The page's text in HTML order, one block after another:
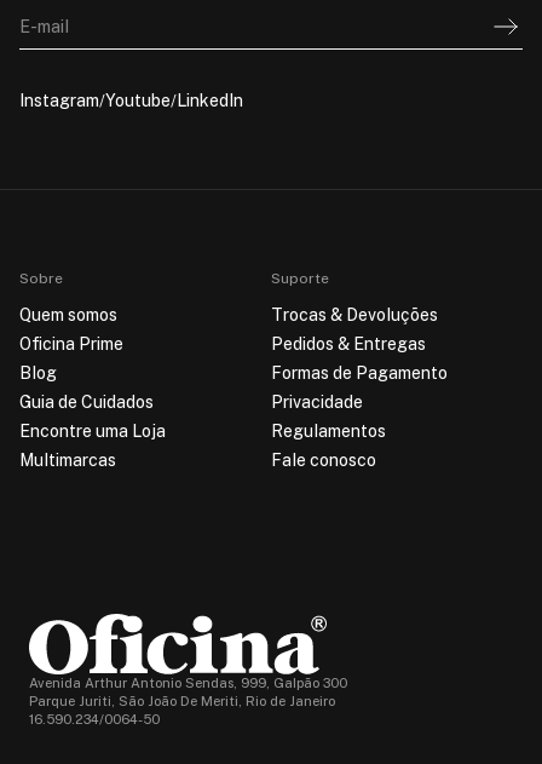
E-mail
Instagram Youtube LinkedIn
Sobre
Quem somos
Oficina Prime
Blog
Guia de Cuidados
Encontre uma Loja
Multimarcas
Suporte
Trocas & Devoluções
Pedidos & Entregas
Formas de Pagamento
Privacidade
Regulamentos
Fale conosco
Avenida Arthur Antonio Sendas, 999, Galpão 300
Parque Juriti, São João De Meriti, Rio de Janeiro
16.590.234/0064-50